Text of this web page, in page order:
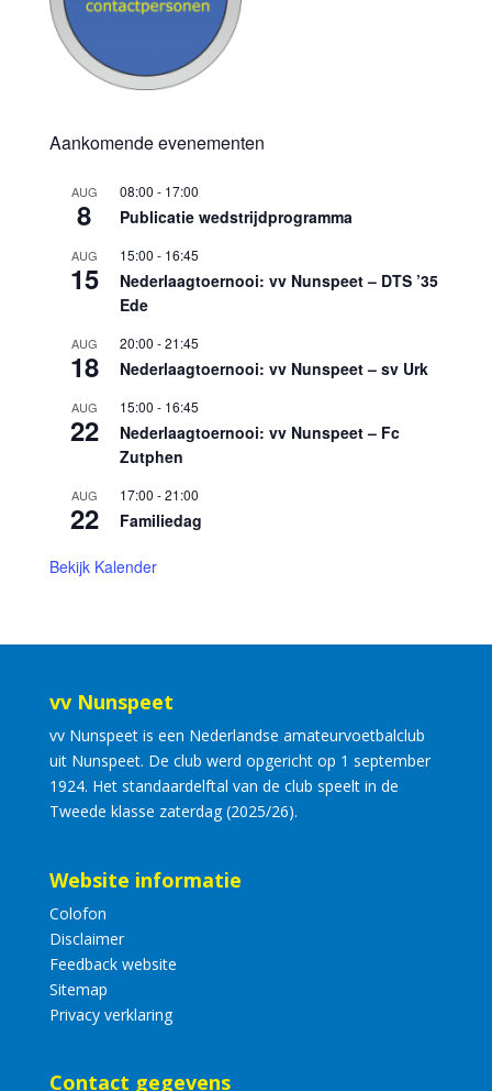
Aankomende evenementen
AUG
8
08:00 - 17:00
Publicatie wedstrijdprogramma
AUG
15
15:00 - 16:45
Nederlaagtoernooi: vv Nunspeet – DTS ’35
Ede
AUG
18
20:00 -21:45
Nederlaagtoernooi: vv Nunspeet – sv Urk
AUG
22
15:00 - 16:45
Nederlaagtoernooi: vv Nunspeet – Fc
Zutphen
AUG
22
17:00 -21:00
Familiedag
Bekijk Kalender
vv Nunspeet
vv Nunspeet is een Nederlandse amateurvoetbalclub
uit Nunspeet. De club werd opgericht op 1 september
1924. Het standaardelftal van de club speelt in de
Tweede klasse zaterdag (2025/26).
Website informatie
Colofon
Disclaimer
Feedback website
Sitemap
Privacy verklaring
Contact gegevens